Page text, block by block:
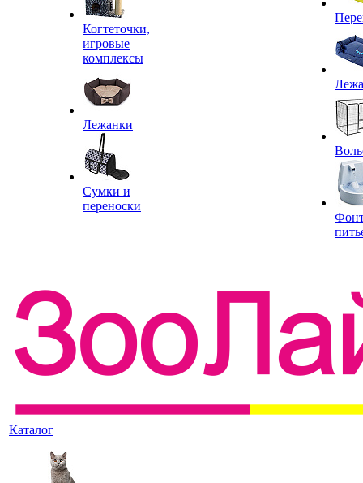
Когтеточки,
игровые
комплексы
Лежанки
Сумки и
переноски
Каталог